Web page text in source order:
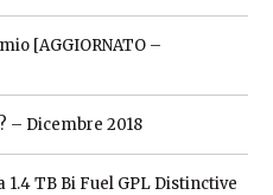
[AGGIORNATO –
– Dicembre 2018
TB Bi Fuel GPL Distinctive